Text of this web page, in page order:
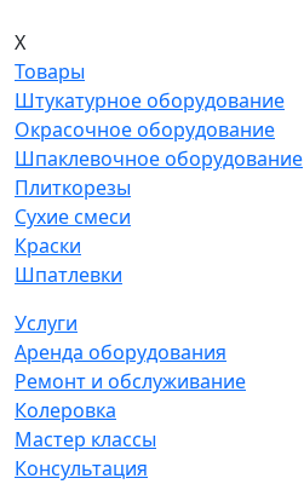
X
Товары
Штукатурное оборудование
Окрасочное оборудование
Шпаклевочное оборудование
Плиткорезы
Сухие смеси
Краски
Шпатлевки
Услуги
Аренда оборудования
Ремонт и обслуживание
Колеровка
Мастер классы
Консультация